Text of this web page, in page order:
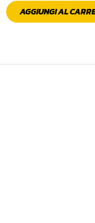
AGGIUNGI AL